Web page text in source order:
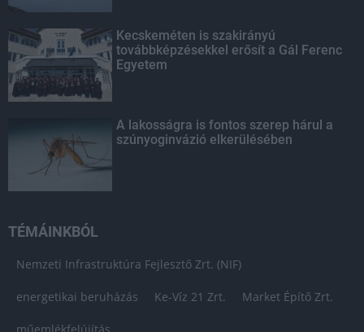
Kecskeméten is szakirányú
továbbképzésekkel erősít a Gál Ferenc
Egyetem
A lakosságra is fontos szerep hárul a
szúnyoginvázió elkerülésében
TÉMÁINKBÓL
Nemzeti Infrastruktúra Fejlesztő Zrt. (NIF)
energetikai beruházás Ke-Víz 21 Zrt. Market Építő Zrt.
műemlékfelújítás